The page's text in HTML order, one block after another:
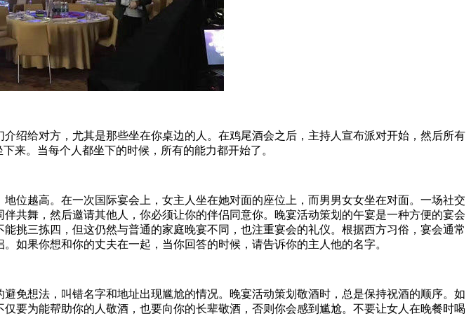
绍给对方，尤其是那些坐在你桌边的人。在鸡尾酒会之后，主持人宣布派对开始，然后所有
来。当每个人都坐下的时候，所有的能力都开始了。
位越高。在一次国际宴会上，女主人坐在她对面的座位上，而男男女女坐在对面。一场社交
共舞，然后邀请其他人，你必须让你的伴侣同意你。晚宴活动策划的午宴是一种方便的宴会
挑三拣四，但这仍然与普通的家庭晚宴不同，也注重宴会的礼仪。根据西方习俗，宴会通常
如果你想和你的丈夫在一起，当你回答的时候，请告诉你的主人他的名字。
免想法，叫错名字和地址出现尴尬的情况。晚宴活动策划敬酒时，总是保持祝酒的顺序。如
要为能帮助你的人敬酒，也要向你的长辈敬酒，否则你会感到尴尬。不要让女人在晚餐时喝